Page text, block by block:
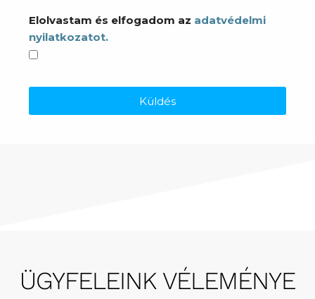
Elolvastam és elfogadom az adatvédelmi
nyilatkozatot.
Küldés
ÜGYFELEINK VÉLEMÉNYE